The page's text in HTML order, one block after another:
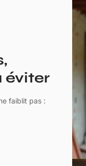
éviter
faiblit pas :